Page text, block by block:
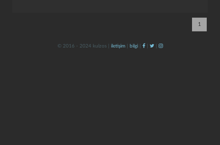
1
© 2016 - 2024 kulzos | iletişim| bilgi| | |